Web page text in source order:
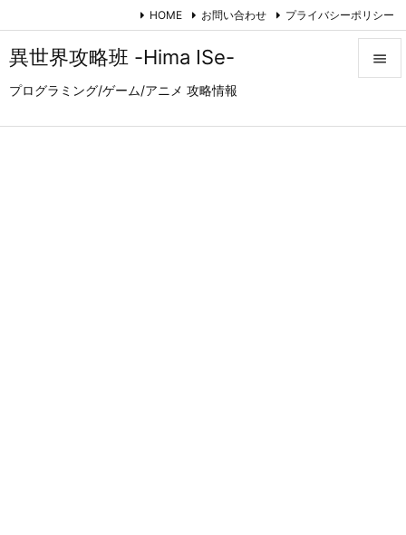
異世界攻略班 -Hima ISe-
プログラミング/ゲーム/アニメ 攻略情報

HOME お問い合わせ プライバシーポリシー